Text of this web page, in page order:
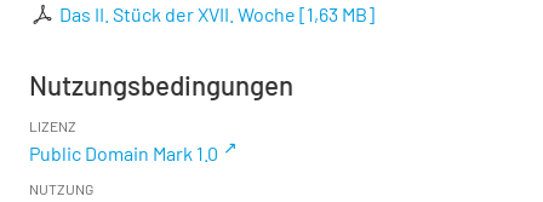
Das II. Stück der XVII. Woche [1,63 MB]
Nutzungsbedingungen
LIZENZ
Public Domain Mark 1.0
NUTZUNG